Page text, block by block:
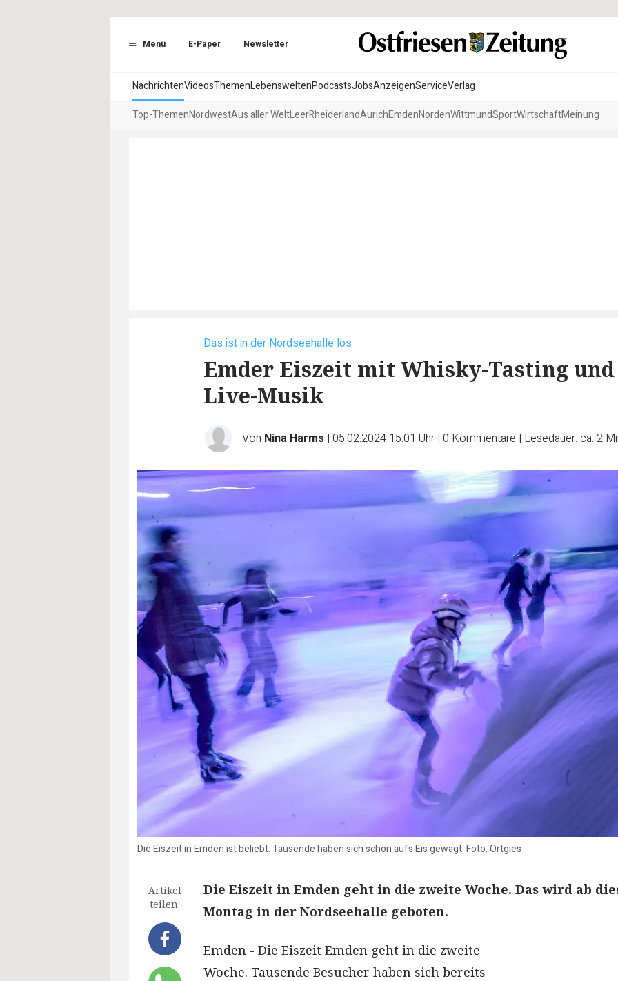
Menü E-Paper Newsletter
NachrichtenVideosThemenLebensweltenPodcastsJobsAnzeigenServiceVerlag
Top-ThemenNordwestAus aller WeltLeerRheiderlandAurichEmdenNordenWittmundSportWirtschaftMeinung
Das ist in der Nordseehalle los
Emder Eiszeit mit Whisky-Tasting und
Live-Musik
Von Nina Harms | 05.02.2024 15:01 Uhr | 0 Kommentare | Lesedauer: ca. 2
Die Eiszeit in Emden ist beliebt. Tausende haben sich schon aufs Eis gewagt. Foto: Ortgies
Artikel
teilen:
Die Eiszeit in Emden geht in die zweite Woche. Das wird ab
Montag in der Nordseehalle geboten.
Emden - Die Eiszeit Emden geht in die zweite
Woche. Tausende Besucher haben sich bereits